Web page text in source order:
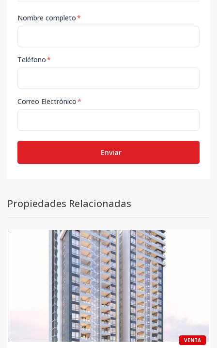
Nombre completo*
Teléfono*
Correo Electrónico*
Enviar
Propiedades Relacionadas
VENTA